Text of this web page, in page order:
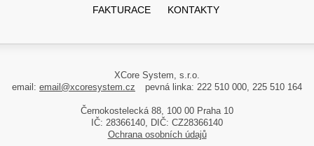
FAKTURACE KONTAKTY
XCore System, s.r.o.
email: email@xcoresystem.cz pevná linka: 222 510 000, 225 510 164
Černokostelecká 88, 100 00 Praha 10
IČ: 28366140, DIČ: CZ28366140
Ochrana osobních údajů